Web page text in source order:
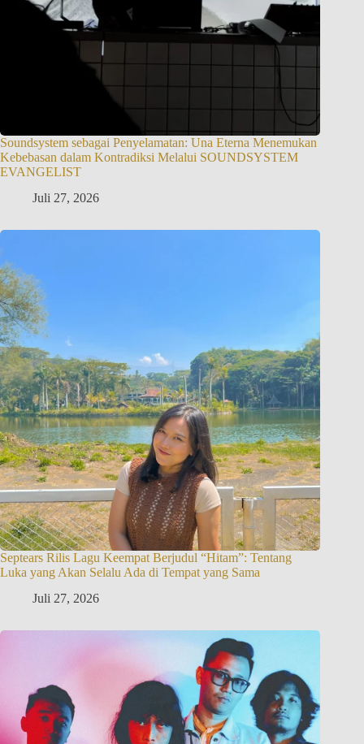
Soundsystem sebagai Penyelamatan: Una Eterna Menemukan
Kebebasan dalam Kontradiksi Melalui SOUNDSYSTEM
EVANGELIST
Juli 27, 2026
Septears Rilis Lagu Keempat Berjudul “Hitam”: Tentang
Luka yang Akan Selalu Ada di Tempat yang Sama
Juli 27, 2026